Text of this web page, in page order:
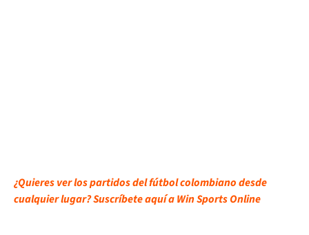
¿Quieres ver los partidos del fútbol colombiano desde
cualquier lugar? Suscríbete aquí a Win Sports Online